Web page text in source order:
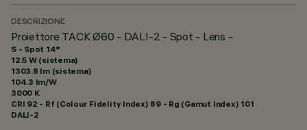
DESCRIZIONE
Proiettore TACK Ø60 - DALI-2 - Spot - Lens -
S - Spot 14°
12.5 W (sistema)
1303.8 lm (sistema)
104.3 lm/W
3000 K
CRI 92 - Rf (Colour Fidelity Index) 89 - Rg (Gamut Index) 101
DALI-2